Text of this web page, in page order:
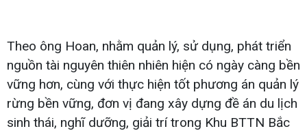
Theo ông Hoan, nhằm quản lý, sử dụng, phát triển
nguồn tài nguyên thiên nhiên hiện có ngày càng bền
vững hơn, cùng với thực hiện tốt phương án quản lý
rừng bền vững, đơn vị đang xây dựng đề án du lịch
sinh thái, nghĩ dưỡng, giải trí trong Khu BTTN Bắc